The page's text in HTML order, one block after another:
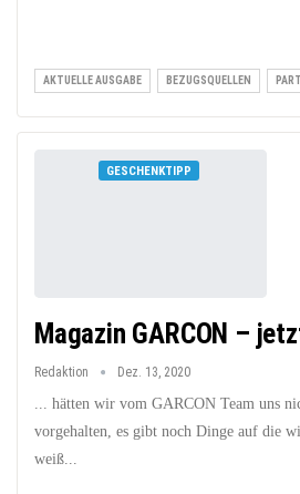
AKTUELLE AUSGABE BEZUGSQUELLEN
GESCHENKTIPP
Magazin GARCON –
Redaktion Dez. 13, 2020
... hätten wir vom GARCON Team uns
vorgehalten, es gibt noch Dinge auf die
weiß...